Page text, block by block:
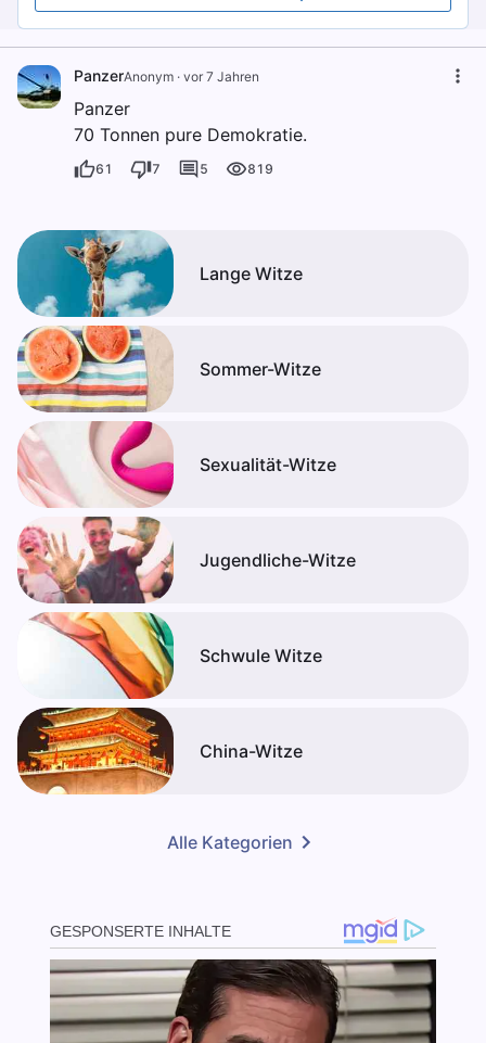
PanzerAnonym · vor 7 Jahren
Panzer
70 Tonnen pure Demokratie.
61 7 5 819
Lange Witze
Sommer-Witze
Sexualität-Witze
Jugendliche-Witze
Schwule Witze
China-Witze
Alle Kategorien